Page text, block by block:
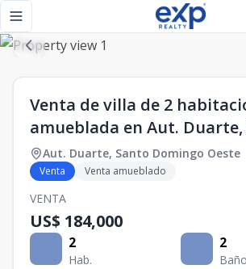
Toggle navigation menu
Venta de villa de 2
amueblada en Aut. Duarte,
Aut. Duarte, Santo Domingo Oeste
Venta Venta amueblado
VENTA
US$ 184,000
2
Hab.
2
Venta de villa de 2 habitaciones